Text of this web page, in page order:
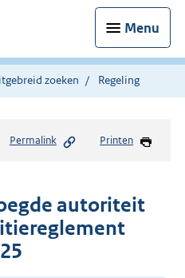
Menu
zoeken Regeling
Permalink Printen
autoriteit